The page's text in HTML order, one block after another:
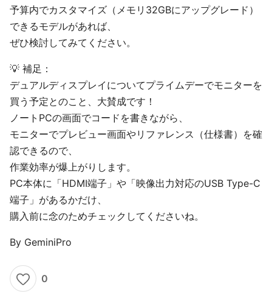
予算内でカスタマイズ（メモリ32GBにアップグレード）
できるモデルがあれば、
ぜひ検討してみてください。
💡 補足：
デュアルディスプレイについてプライムデーでモニターを
買う予定とのこと、大賛成です！
ノートPCの画面でコードを書きながら、
モニターでプレビュー画面やリファレンス（仕様書）を確
認できるので、
作業効率が爆上がりします。
PC本体に「HDMI端子」や「映像出力対応のUSB Type-C
端子」があるかだけ、
購入前に念のためチェックしてくださいね。
By GeminiPro
0